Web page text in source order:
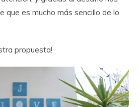
que es mucho más sencillo de lo
propuesta!